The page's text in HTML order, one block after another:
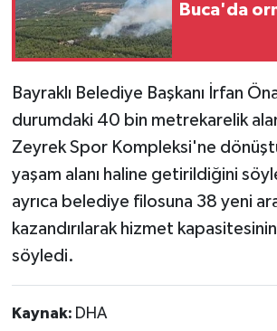
Buca'da
Bayraklı Belediye Başkanı İrfan
durumdaki 40 bin metrekarelik
Zeyrek Spor Kompleksi'ne
yaşam alanı haline getirildiğini
ayrıca belediye filosuna 38 yeni
kazandırılarak hizmet kapasitesinin
söyledi.
Kaynak: DHA